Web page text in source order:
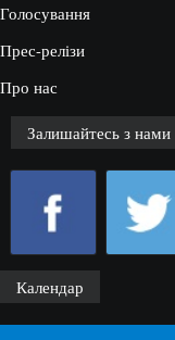
Голосування
Прес-релізи
Про нас
Залишайтесь з нами
Календар